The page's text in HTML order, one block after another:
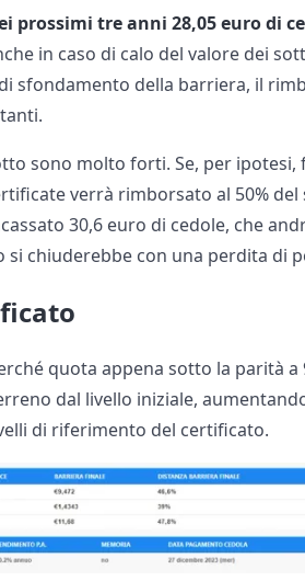
prossimi tre anni 28,05 euro di
in caso di calo del valore dei
sfondamento della barriera, il
sono molto forti. Se, per
verrà rimborsato al 50% del
30,6 euro di cedole, che
si chiuderebbe con una perdita di
quota appena sotto la parità
dal livello iniziale,
di riferimento del certificato.